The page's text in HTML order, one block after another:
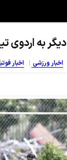
اخبار ورزشی اخبار